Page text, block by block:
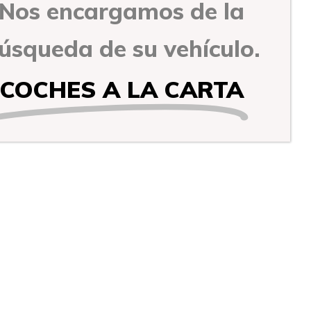
Nos encargamos de la
de su vehículo.
COCHES A LA CARTA